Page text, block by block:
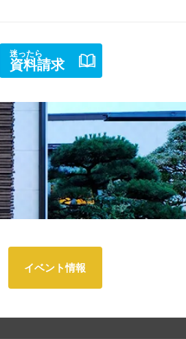
迷ったら
資料請求
イベント情報